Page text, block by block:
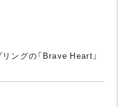
ングの「Brave Heart」